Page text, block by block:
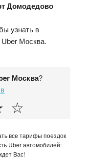
Домодедово
узнать в
Москва.
Москва?
☆
все тарифы поездок
Uber автомобилей:
Вас!